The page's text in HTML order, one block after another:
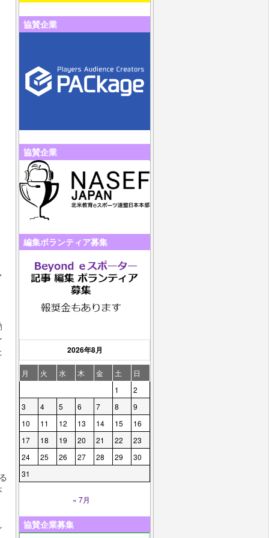
協賛企業
協賛企業
編集ボランティア募集
2026年8月
月 火 水 木 金 土
日
1
2
3
4 5 6 7 8
9
10
11 12 13 14 15
16
17
18 19 20 21 22
23
24
25 26 27 28 29
30
31
« 7月
協賛企業募集